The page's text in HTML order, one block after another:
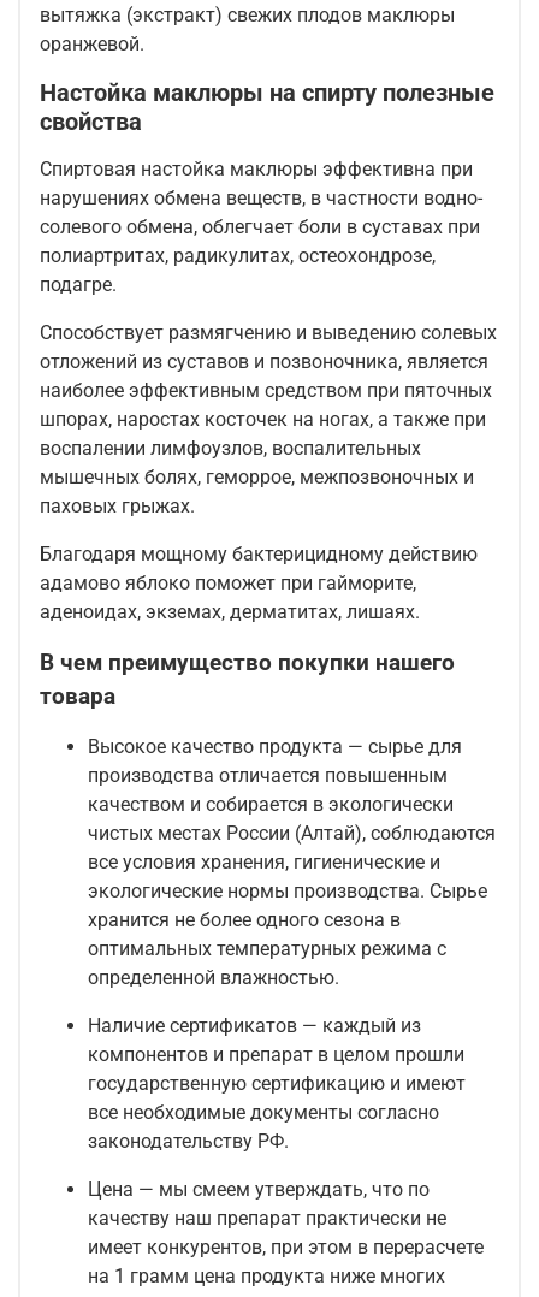
вытяжка (экстракт) свежих плодов маклюры
оранжевой.
Настойка маклюры на спирту полезные
свойства
Спиртовая настойка маклюры эффективна при
нарушениях обмена веществ, в частности водно-
солевого обмена, облегчает боли в суставах при
полиартритах, радикулитах, остеохондрозе,
подагре.
Способствует размягчению и выведению солевых
отложений из суставов и позвоночника, является
наиболее эффективным средством при пяточных
шпорах, наростах косточек на ногах, а также при
воспалении лимфоузлов, воспалительных
мышечных болях, геморрое, межпозвоночных и
паховых грыжах.
Благодаря мощному бактерицидному действию
адамово яблоко поможет при гайморите,
аденоидах, экземах, дерматитах, лишаях.
В чем преимущество покупки нашего
товара
Высокое качество продукта — сырье для
производства отличается повышенным
качеством и собирается в экологически
чистых местах России (Алтай), соблюдаются
все условия хранения, гигиенические и
экологические нормы производства. Сырье
хранится не более одного сезона в
оптимальных температурных режима с
определенной влажностью.
Наличие сертификатов — каждый из
компонентов и препарат в целом прошли
государственную сертификацию и имеют
все необходимые документы согласно
законодательству РФ.
Цена — мы смеем утверждать, что по
качеству наш препарат практически не
имеет конкурентов, при этом в перерасчете
на 1 грамм цена продукта ниже многих